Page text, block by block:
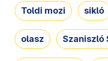
Toldi mozi sikló
olasz Szaniszló